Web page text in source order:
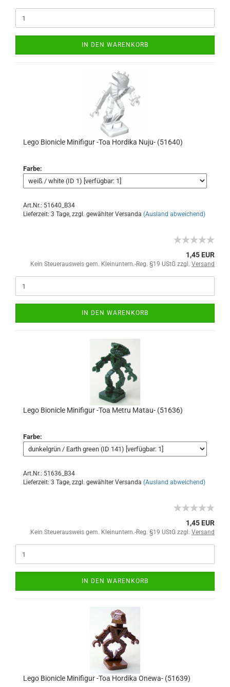
IN DEN WARENKORB
Lego Bionicle Minifigur -Toa Hordika Nuju- (51640)
Farbe:
Art.Nr.: 51640_B34
Lieferzeit: 3 Tage, zzgl. gewählter Versanda (Ausland abweichend)
1,45 EUR
Kein Steuerausweis gem. Kleinuntern.-Reg. §19 UStG zzgl. Versand
IN DEN WARENKORB
Lego Bionicle Minifigur -Toa Metru Matau- (51636)
Farbe:
Art.Nr.: 51636_B34
Lieferzeit: 3 Tage, zzgl. gewählter Versanda (Ausland abweichend)
1,45 EUR
Kein Steuerausweis gem. Kleinuntern.-Reg. §19 UStG zzgl. Versand
IN DEN WARENKORB
Lego Bionicle Minifigur -Toa Hordika Onewa- (51639)